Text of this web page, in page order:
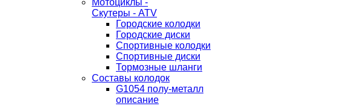
Скутеры - ATV
Городские колодки
Городские диски
Спортивные колодки
Спортивные диски
Тормозные шланги
Составы колодок
G1054 полу-металл
описание